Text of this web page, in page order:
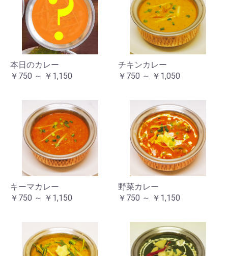
本日のカレー
￥750 ～ ￥1,150
チキンカレー
￥750 ～ ￥1,050
キーマカレー
￥750 ～ ￥1,150
野菜カレー
￥750 ～ ￥1,150